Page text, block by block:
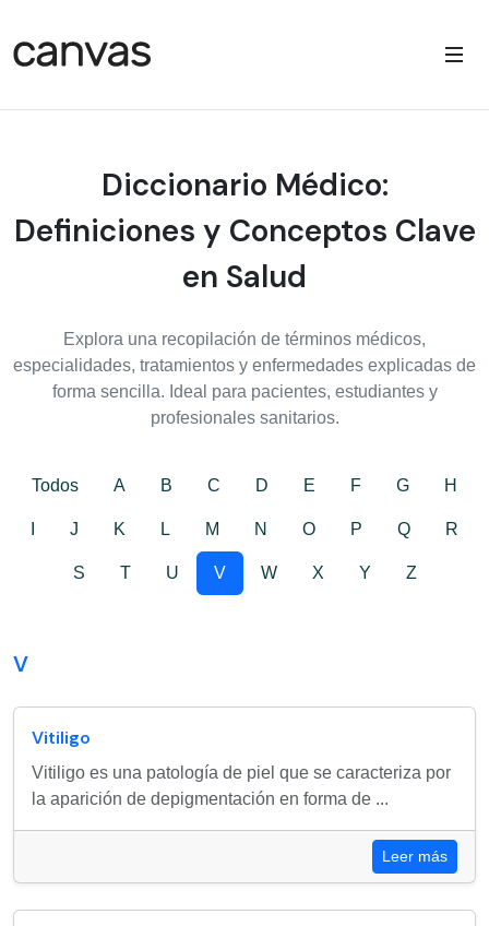
Diccionario Médico:
Definiciones y Conceptos Clave
en Salud
Explora una recopilación de términos médicos,
especialidades, tratamientos y enfermedades explicadas de
forma sencilla. Ideal para pacientes, estudiantes y
profesionales sanitarios.
Todos A B C D E F G H
J K L M N O P Q R
S T U V W X Y Z
V
Vitiligo
Vitiligo es una patología de piel que se caracteriza por
la aparición de depigmentación en forma de ...
Leer más